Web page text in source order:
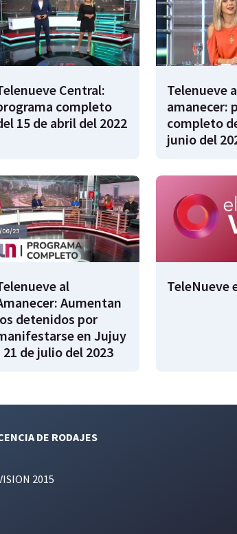
Central:
completo
15 de abril del 2022
Telenueve
amanecer:
completo
junio del
al
Aumentan
detenidos por
en Jujuy
21 de julio del 2023
TeleNueve
DE RODAJES
2015